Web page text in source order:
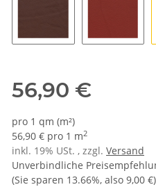
56,90 €
pro 1 qm (m²)
56,90 € pro 1 m2
inkl. 19% USt. , zzgl. Versand
Unverbindliche
(Sie sparen 13.66%, also 9,00 €)